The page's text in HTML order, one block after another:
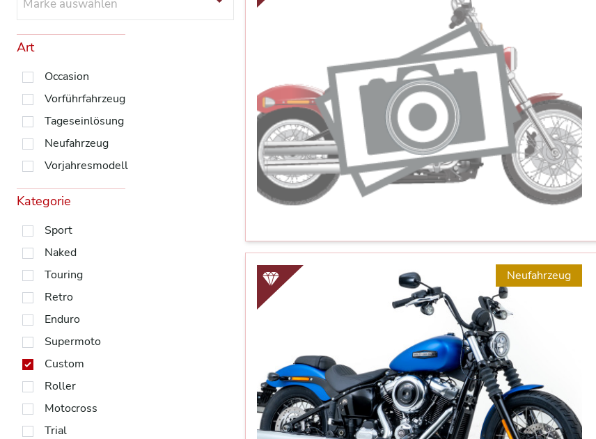
Marke auswählen
Art
Occasion
Vorführfahrzeug
Tageseinlösung
Neufahrzeug
Vorjahresmodell
Kategorie
Sport
Naked
Touring
Retro
Enduro
Supermoto
Custom
Roller
Motocross
Trial
Neufahrzeug